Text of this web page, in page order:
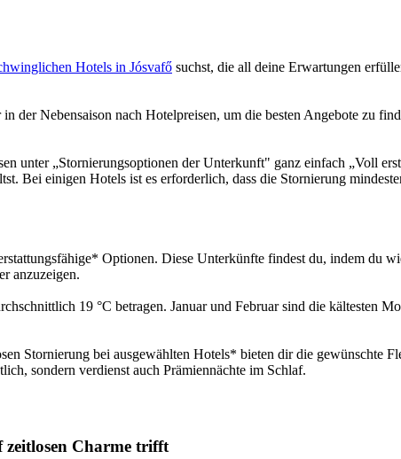
Hotels in Jósvafő suchst, die all deine Erwartungen
Nebensaison nach Hotelpreisen, um die besten Angebote zu
unter „Stornierungsoptionen der Unterkunft" ganz einfach „Voll
Bei einigen Hotels ist es erforderlich, dass die Stornierung
Optionen. Diese Unterkünfte findest du, indem du
anzuzeigen.
19 °C betragen. Januar und Februar sind die kältesten
Stornierung bei ausgewählten Hotels* bieten dir die gewünschte
sondern verdienst auch Prämiennächte im Schlaf.
zeitlosen Charme trifft